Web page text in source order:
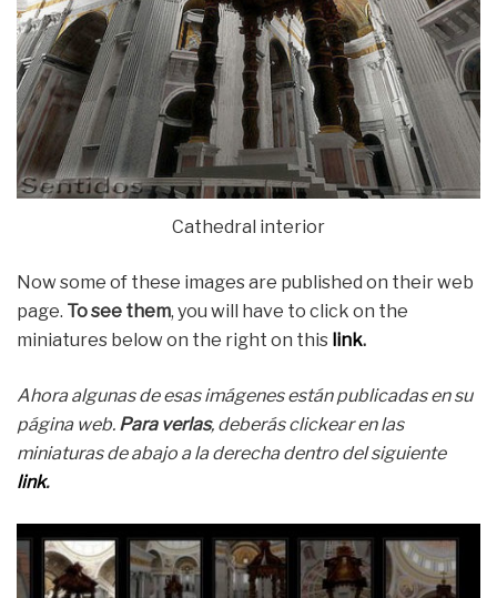
Cathedral interior
Now some of these images are published on their web
page. To see them, you will have to click on the
miniatures below on the right on this link.
Ahora algunas de esas imágenes están publicadas en su
página web. Para verlas, deberás clickear en las
miniaturas de abajo a la derecha dentro del siguiente
link.